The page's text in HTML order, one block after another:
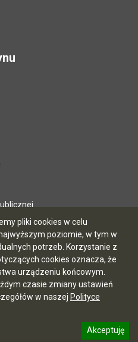
pliki cookies w celu
poziomie, w tym w
potrzeb. Korzystanie z
cookies oznacza, że
urządzeniu końcowym.
czasie zmiany ustawień
w naszej Polityce
Akceptuję
13:09
Logonet Sp. z o.o. w Bydgoszczy